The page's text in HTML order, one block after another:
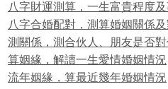
八字財運測算，一生富貴程度
八字合婚配對，測算婚姻關係及
測關係，測合伙人、朋友是否對
算姻緣，解讀一生愛情婚姻情況
流年姻緣，算最近幾年婚姻情況